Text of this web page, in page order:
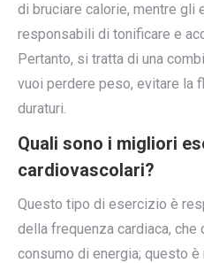
di bruciare calorie, mentre gli
responsabili di tonificare e
Pertanto, si tratta di una
vuoi perdere peso, evitare la
duraturi.
Quali sono i migliori
cardiovascolari?
Questo tipo di esercizio è
della frequenza cardiaca, che
consumo di energia; questo